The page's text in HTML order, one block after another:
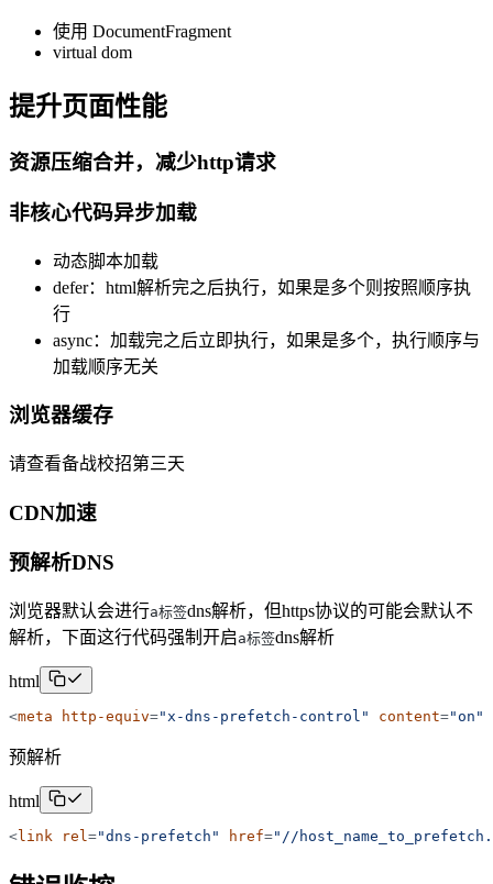
使用 DocumentFragment
virtual dom
提升页面性能
资源压缩合并，减少http请求
非核心代码异步加载
动态脚本加载
defer：html解析完之后执行，如果是多个则按照顺序执
行
async：加载完之后立即执行，如果是多个，执行顺序与
加载顺序无关
浏览器缓存
请查看备战校招第三天
CDN加速
预解析DNS
浏览器默认会进行a标签dns解析，但https协议的可能会默认不
解析，下面这行代码强制开启a标签dns解析
html
<meta http-equiv="x-dns-prefetch-control " content="on "
预解析
html
<link rel="dns-prefetch " href=" //